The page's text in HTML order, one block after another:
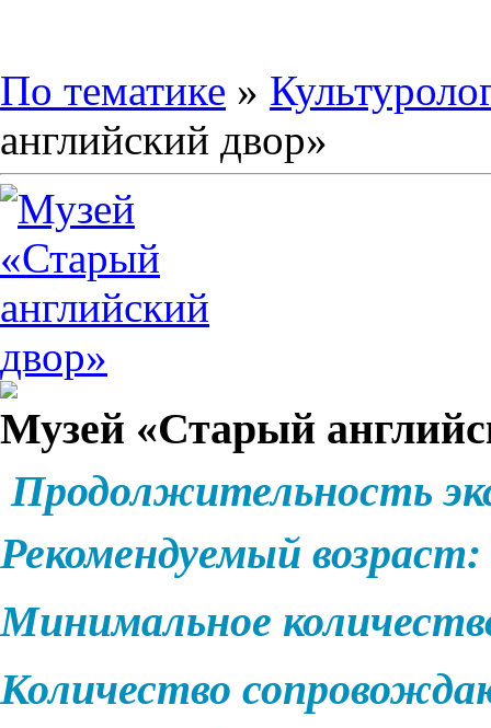
По тематике »
английский двор»
Музей «Старый
Продолжительность
Рекомендуемый возраст:
Минимальное
Количество